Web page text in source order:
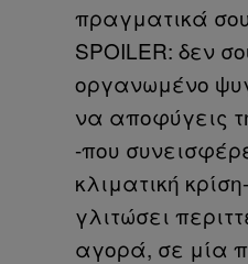
πραγματικά
SPOILER: δεν
οργανωμένο
να αποφύγεις
-που
κλιματική
γλιτώσει
αγορά, σε μία